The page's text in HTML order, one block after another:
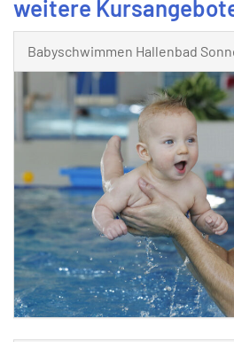
weitere
Babyschwimmen Hallenbad